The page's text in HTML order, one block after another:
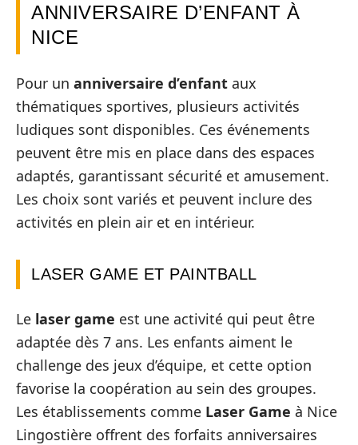
ANNIVERSAIRE D’ENFANT À
NICE
Pour un anniversaire d’enfant aux
thématiques sportives, plusieurs activités
ludiques sont disponibles. Ces événements
peuvent être mis en place dans des espaces
adaptés, garantissant sécurité et amusement.
Les choix sont variés et peuvent inclure des
activités en plein air et en intérieur.
LASER GAME ET PAINTBALL
Le laser game est une activité qui peut être
adaptée dès 7 ans. Les enfants aiment le
challenge des jeux d’équipe, et cette option
favorise la coopération au sein des groupes.
Les établissements comme Laser Game à Nice
Lingostière offrent des forfaits anniversaires